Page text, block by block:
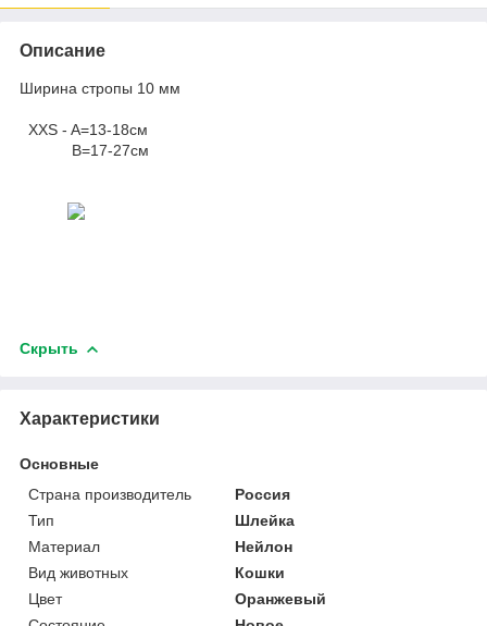
Описание
Ширина стропы 10 мм
XXS - A=13-18см
B=17-27см
Скрыть
Характеристики
Основные
Страна производитель
Россия
Тип
Шлейка
Материал
Нейлон
Вид животных
Кошки
Цвет
Оранжевый